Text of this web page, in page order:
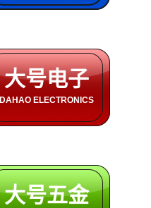
大号电子
DAHAO ELECTRONICS
大号五金